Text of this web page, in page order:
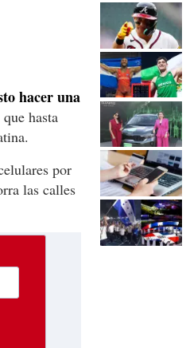
hacer una
hasta
por
las calles